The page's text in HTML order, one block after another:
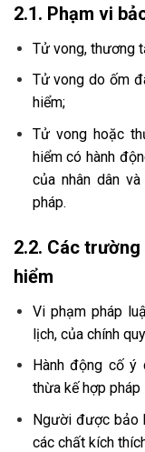
2.1. Phạm vi
Tử vong, thương
Tử vong do ốm
hiểm;
Tử vong hoặc
hiểm có hành
của nhân dân
pháp.
2.2. Các
hiểm
Vi phạm pháp
lịch, của chính
Hành động cố
thừa kế hợp pháp
Người được bảo
các chất kích